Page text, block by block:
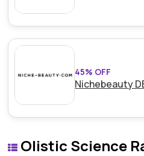
45% OFF
Nichebeauty
Olistic Science